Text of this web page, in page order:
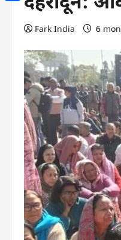
Fark India 6
Link
Share